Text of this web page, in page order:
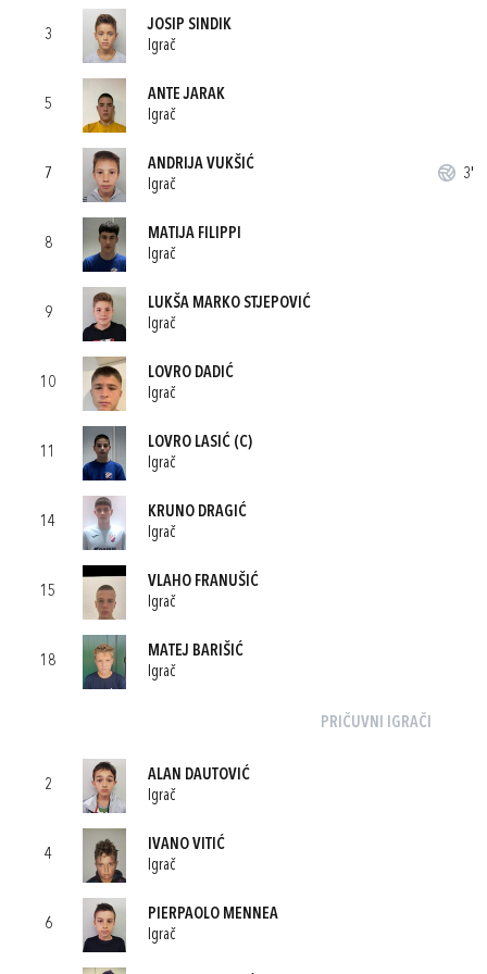
3
JOSIP SINDIK
Igrač
5
ANTE JARAK
Igrač
7
ANDRIJA VUKŠIĆ
Igrač
3'
8
MATIJA FILIPPI
Igrač
9
LUKŠA MARKO STJEPOVIĆ
Igrač
10
LOVRO DADIĆ
Igrač
11
LOVRO LASIĆ (C)
Igrač
14
KRUNO DRAGIĆ
Igrač
15
VLAHO FRANUŠIĆ
Igrač
18
MATEJ BARIŠIĆ
Igrač
PRIČUVNI IGRAČI
2
ALAN DAUTOVIĆ
Igrač
4
IVANO VITIĆ
Igrač
6
PIERPAOLO MENNEA
Igrač